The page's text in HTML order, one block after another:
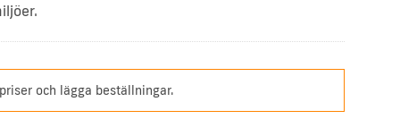
och lägga beställningar.